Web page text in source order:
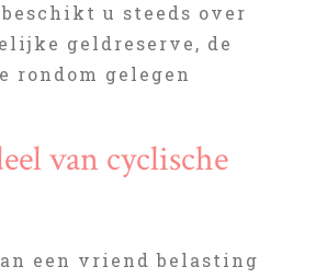
u steeds over
geldreserve, de
rondom gelegen
van cyclische
een vriend belasting